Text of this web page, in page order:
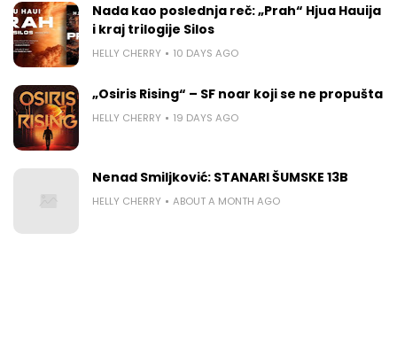
Nada kao poslednja reč: „Prah“ Hjua Hauija
i kraj trilogije Silos
HELLY CHERRY 10 DAYS AGO
„Osiris Rising“ – SF noar koji se ne propušta
HELLY CHERRY 19 DAYS AGO
Nenad Smiljković: STANARI ŠUMSKE 13B
HELLY CHERRY ABOUT A MONTH AGO